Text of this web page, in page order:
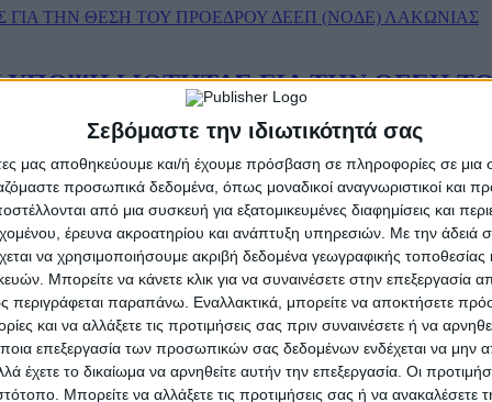
Σεβόμαστε την ιδιωτικότητά σας
μας αποθηκεύουμε και/ή έχουμε πρόσβαση σε πληροφορίες σε
προσωπικά δεδομένα, όπως μοναδικοί αναγνωριστικοί και
από μια συσκευή για εξατομικευμένες διαφημίσεις και
έρευνα ακροατηρίου και ανάπτυξη υπηρεσιών. Με την άδειά
να χρησιμοποιήσουμε ακριβή δεδομένα γεωγραφικής τοποθεσίας
Μπορείτε να κάνετε κλικ για να συναινέσετε στην επεξεργασία
περιγράφεται παραπάνω. Εναλλακτικά, μπορείτε να αποκτήσετε
και να αλλάξετε τις προτιμήσεις σας πριν συναινέσετε ή να
επεξεργασία των προσωπικών σας δεδομένων ενδέχεται να μην
έχετε το δικαίωμα να αρνηθείτε αυτήν την επεξεργασία. Οι
Μπορείτε να αλλάξετε τις προτιμήσεις σας ή να ανακαλέσετε
ΓΙΑ ΤΗΝ ΘΕΣΗ
τις απίστευτες καταγγελίες του κ.
που δεν μιλάει κανείς